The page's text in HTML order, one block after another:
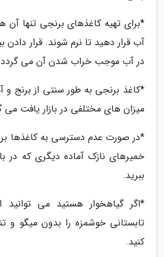
*برای تهیه کاغذهای برنجی تنها آن
آب قرار دهید تا نرم شوند. قرار
در آب موجب خراب شدن آن می
*کاغذ برنجی به طور سنتی از برنج
میزان های مختلفی در بازار یافت می
*در صورت عدم دسترسی به کاغذها
خمیرهای نازک آماده دیگری که در
ببرید.
*اگر گیاهخوار هستید می
تابستانی خوشمزه را بدون میگو و
کنید.